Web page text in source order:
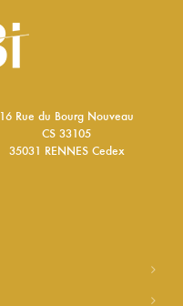
16 Rue du Bourg Nouveau
CS 33105
35031 RENNES Cedex